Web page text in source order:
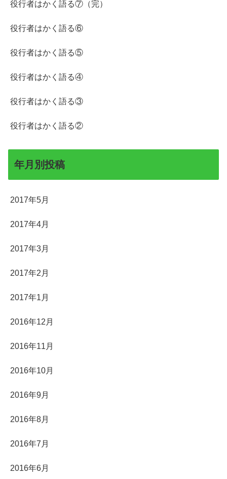
役行者はかく語る⑦（完）
役行者はかく語る⑥
役行者はかく語る⑤
役行者はかく語る④
役行者はかく語る③
役行者はかく語る②
年月別投稿
2017年5月
2017年4月
2017年3月
2017年2月
2017年1月
2016年12月
2016年11月
2016年10月
2016年9月
2016年8月
2016年7月
2016年6月